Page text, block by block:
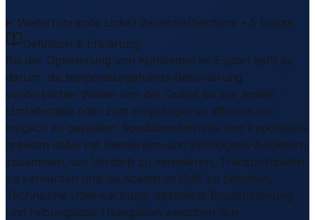
Weiterführende Links1 Bereiche/Sections • 5 Links▾
Definition & Erklärung
Bei der Optimierung von Kühlketten im Export geht es
darum, die temperaturgeführte Beförderung
verderblicher Waren von der Quelle bis zur ersten
Umladestelle oder zum Empfänger so effizient wie
möglich zu gestalten. Speditionsbetriebe und Exporteure
arbeiten dabei mit Reedereien und Kühllogistik-Anbietern
zusammen, um Verderb zu minimieren, Transportzeiten
zu verkürzen und die Kosten im Griff zu behalten.
Technische Überwachung, optimierte Routenplanung
und reibungslose Übergaben zwischen den